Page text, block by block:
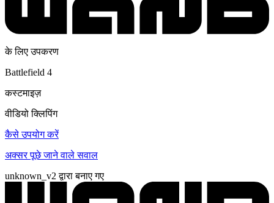
के लिए उपकरण
Battlefield 4
कस्टमाइज़
वीडियो क्लिपिंग
कैसे उपयोग करें
अक्सर पूछे जाने वाले सवाल
unknown_v2 द्वारा बनाए गए